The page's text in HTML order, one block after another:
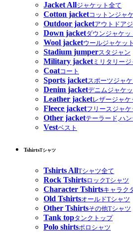
Jacket Allジャケット全て
Cotton jacketコットンジャ
Outdoor jacketアウトドア
Down jacketダウンジャケッ
Wool jacketウールジャケット
Stadium jumperスタジャン
Military jacketミリタリージ
Coatコート
Sports jacketスポーツジャケ
Denim jacketデニムジャケッ
Leather jacketレザージャケ
Fleece jacketフリースジャケ
Other jacketテーラード,ハ
Vestベスト
TshirtsTシャツ
Tshirts AllTシャツ全て
Rock TshirtsロックTシャツ
Character Tshirtsキャラク
Old TshirtsオールドTシャツ
Other Tshirtsその他Tシャツ
Tank topタンクトップ
Polo shirtsポロシャツ